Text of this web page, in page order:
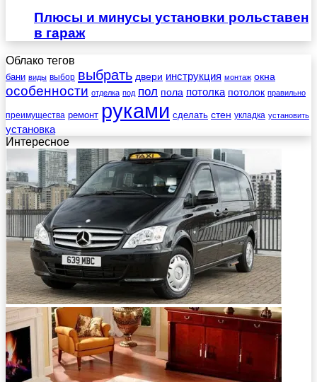
Плюсы и минусы установки рольставен
в гараж
Облако тегов
бани виды выбор выбрать двери инструкция монтаж окна
особенности отделка под пол пола потолка потолок правильно
преимущества ремонт руками сделать стен укладка установить
установка
Интересное